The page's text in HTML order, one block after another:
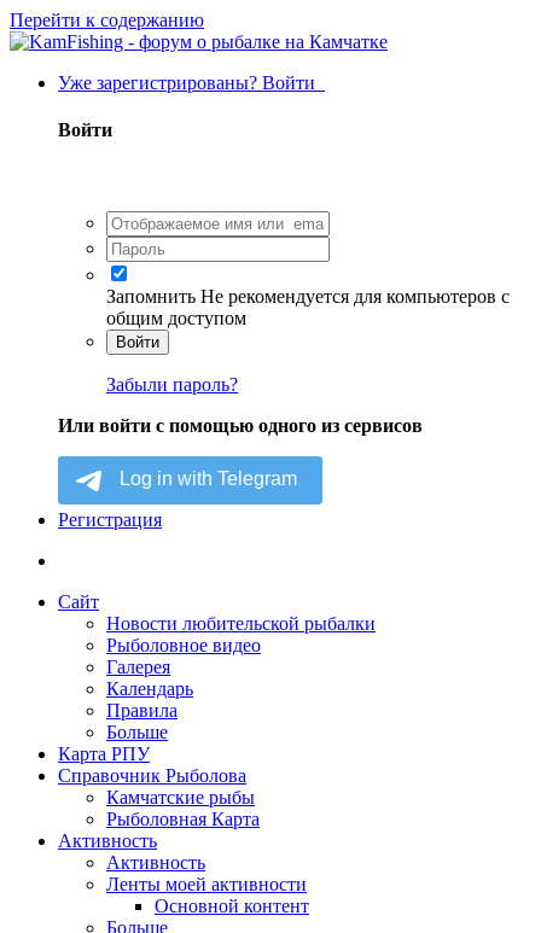
Перейти к содержанию
Уже зарегистрированы? Войти
Войти
Запомнить Не рекомендуется для компьютеров с
общим доступом
Войти
Забыли пароль?
Или войти с помощью одного из сервисов
Регистрация
Сайт
Новости любительской рыбалки
Рыболовное видео
Галерея
Календарь
Правила
Больше
Карта РПУ
Справочник Рыболова
Камчатские рыбы
Рыболовная Карта
Активность
Активность
Ленты моей активности
Основной контент
Больше